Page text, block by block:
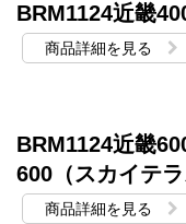
BRM1124近畿
商品詳細を見る
BRM1124近畿
600（スカイテラ
商品詳細を見る